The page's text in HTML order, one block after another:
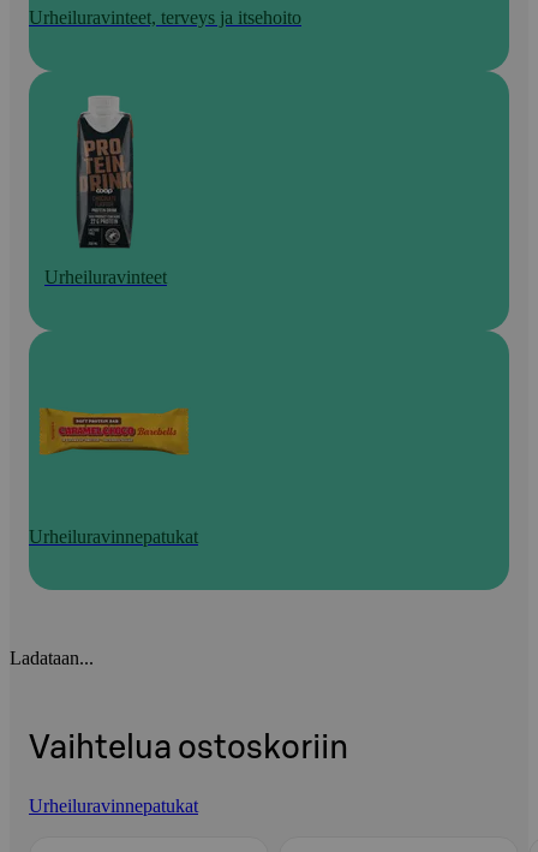
Urheiluravinteet, terveys ja itsehoito
Urheiluravinteet
Urheiluravinnepatukat
Ladataan...
Vaihtelua ostoskoriin
Urheiluravinnepatukat